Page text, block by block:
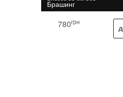
Брашинг
780грн